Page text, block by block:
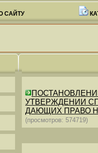
САЙТУ
ПОСТАНОВЛЕНИЕ
УТВЕРЖДЕНИИ
ДАЮЩИХ ПРАВО
(просмотров: 574719)